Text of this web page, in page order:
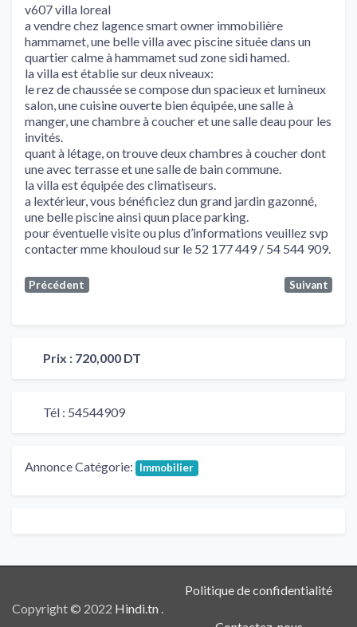
v607 villa loreal
a vendre chez lagence smart owner immobilière
hammamet, une belle villa avec piscine située dans un
quartier calme à hammamet sud zone sidi hamed.
la villa est établie sur deux niveaux:
le rez de chaussée se compose dun spacieux et lumineux
salon, une cuisine ouverte bien équipée, une salle à
manger, une chambre à coucher et une salle deau pour les
invités.
quant à létage, on trouve deux chambres à coucher dont
une avec terrasse et une salle de bain commune.
la villa est équipée des climatiseurs.
a lextérieur, vous bénéficiez dun grand jardin gazonné,
une belle piscine ainsi quun place parking.
pour éventuelle visite ou plus d’informations veuillez svp
contacter mme khouloud sur le 52 177 449 / 54 544 909.
Précédent Suivant
Prix : 720,000 DT
Tél : 54544909
Annonce Catégorie: Immobilier
Copyright © 2022 Hindi.tn .
Politique de confidentialité